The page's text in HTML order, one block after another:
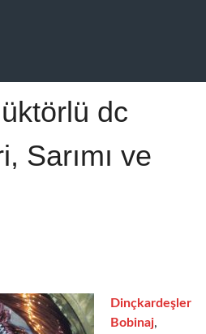
dc
Sarımı ve
Dinçkardeşler
Bobinaj,